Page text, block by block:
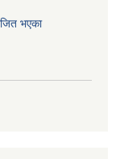
भएका